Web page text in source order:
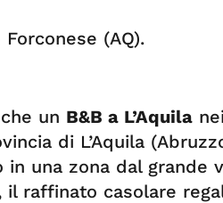
Forconese (AQ).
un B&B a L’Aquila
di L’Aquila
una zona dal grande
raffinato casolare